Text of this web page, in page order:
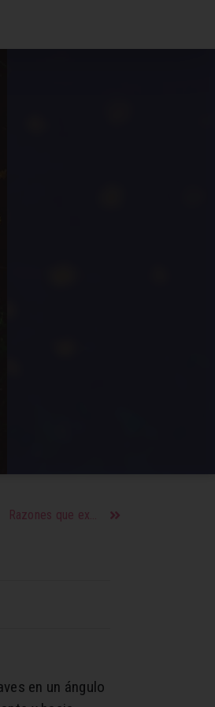
Razones que explican por qué no tienes ganas de sexo
en un ángulo